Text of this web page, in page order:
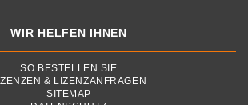
WIR HELFEN IHNEN
SO BESTELLEN SIE
& LIZENZANFRAGEN
SITEMAP